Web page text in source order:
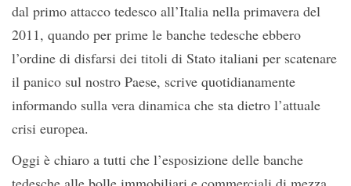
dal primo attacco tedesco all’Italia nella primavera del
2011, quando per prime le banche tedesche ebbero
l’ordine di disfarsi dei titoli di Stato italiani per scatenare
il panico sul nostro Paese, scrive quotidianamente
informando sulla vera dinamica che sta dietro l’attuale
crisi europea.
Oggi è chiaro a tutti che l’esposizione delle banche